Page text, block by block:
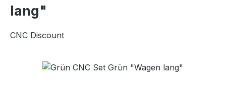
lang"
CNC Discount
Bildergalerie überspringen